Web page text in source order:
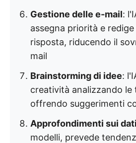
Gestione delle e-mail:
assegna priorità e
risposta, riducendo il
mail
Brainstorming di idee:
creatività analizzando le
offrendo suggerimenti
Approfondimenti sui dati
modelli, prevede